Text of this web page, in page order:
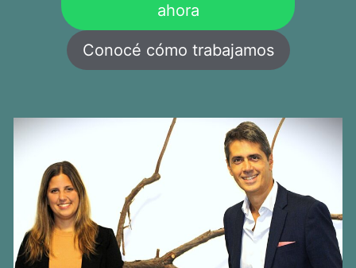
ahora
Conocé cómo trabajamos